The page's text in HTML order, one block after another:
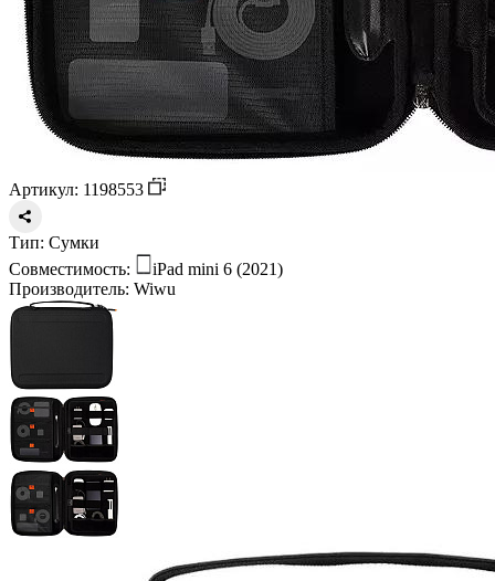
Артикул: 1198553
Тип: Сумки
Совместимость:
iPad mini 6 (2021)
Производитель: Wiwu